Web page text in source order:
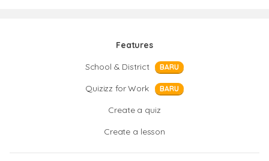
Features
School & District
BARU
Quizizz for Work BARU
Create a quiz
Create a lesson